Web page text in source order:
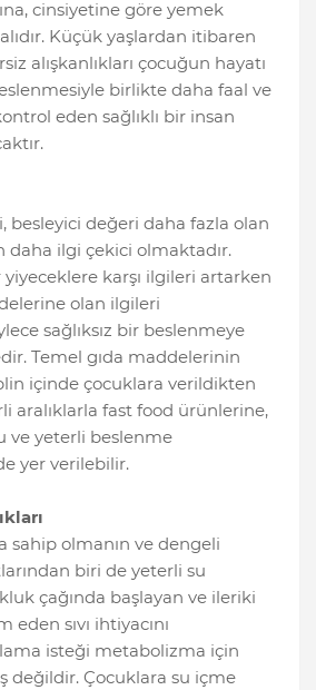
cinsiyetine göre yemek
Küçük yaşlardan itibaren
alışkanlıkları çocuğun hayatı
birlikte daha faal ve
eden sağlıklı bir insan
besleyici değeri daha fazla olan
daha ilgi çekici olmaktadır.
karşı ilgileri artarken
olan ilgileri
sağlıksız bir beslenmeye
Temel gıda maddelerinin
içinde çocuklara verildikten
aralıklarla fast food ürünlerine,
ve yeterli beslenme
yer verilebilir.
sahip olmanın ve dengeli
biri de yeterli su
çağında başlayan ve ileriki
sıvı ihtiyacını
isteği metabolizma için
değildir. Çocuklara su içme